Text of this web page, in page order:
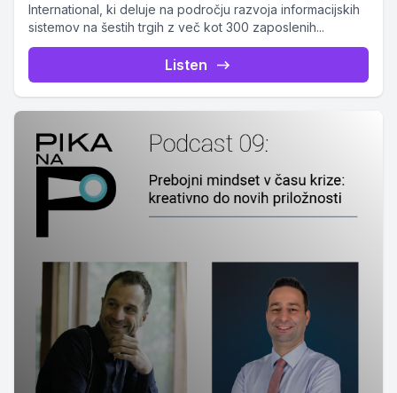
International, ki deluje na področju razvoja informacijskih
sistemov na šestih trgih z več kot 300 zaposlenih...
Listen